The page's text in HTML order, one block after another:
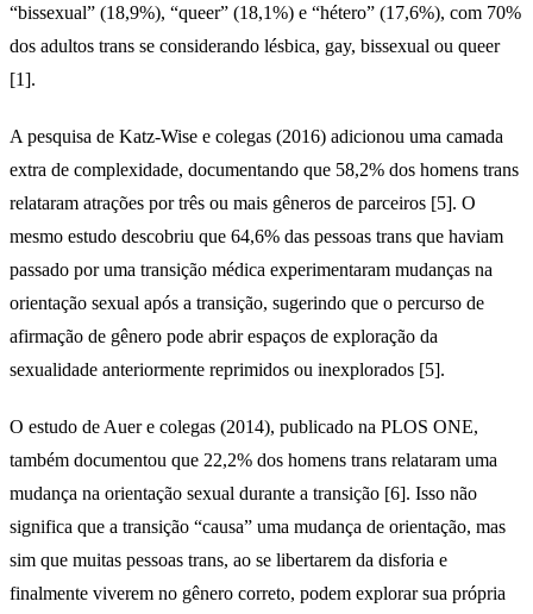
“bissexual” (18,9%), “queer” (18,1%) e “hétero” (17,6%), com 70%
dos adultos trans se considerando lésbica, gay, bissexual ou queer
[1].
A pesquisa de Katz-Wise e colegas (2016) adicionou uma camada
extra de complexidade, documentando que 58,2% dos homens trans
relataram atrações por três ou mais gêneros de parceiros [5]. O
mesmo estudo descobriu que 64,6% das pessoas trans que haviam
passado por uma transição médica experimentaram mudanças na
orientação sexual após a transição, sugerindo que o percurso de
afirmação de gênero pode abrir espaços de exploração da
sexualidade anteriormente reprimidos ou inexplorados [5].
O estudo de Auer e colegas (2014), publicado na PLOS ONE,
também documentou que 22,2% dos homens trans relataram uma
mudança na orientação sexual durante a transição [6]. Isso não
significa que a transição “causa” uma mudança de orientação, mas
sim que muitas pessoas trans, ao se libertarem da disforia e
finalmente viverem no gênero correto, podem explorar sua própria